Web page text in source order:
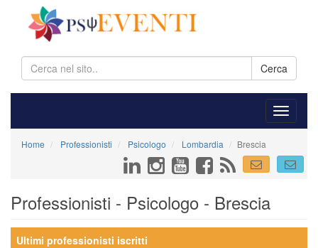
Cerca
Home Professionisti Psicologo Lombardia Brescia
Professionisti - Psicologo - Brescia
Ultimi professionisti iscritti